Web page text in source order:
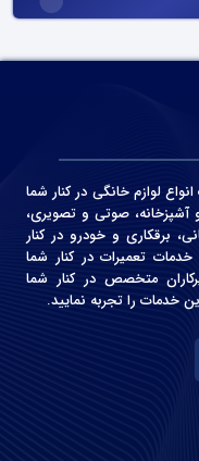
تعمیرات انواع لوازم خانگی در کنار شما
و آشپزخانه، صوتی و‌ تصویری،
برقکاری و خودرو در کنار
تعمیرات در کنار شما
متخصص در کنار شما
خدمات را تجربه نمایید.